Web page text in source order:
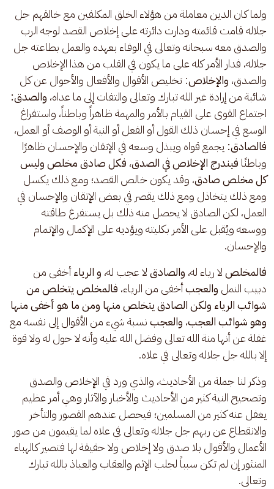
ولما كان الدين معاملة من هؤلاء الخلق المكلفين مع خالقهم جل
جلاله قامت قائمته ودارت دائرته على إخلاص القصد لوجه الرب
والصدق معه سبحانه وتعالى في الوفاء بعهده والعمل بطاعته جل
جلاله، فدار الأمر كله على ما يكون في القلب من هذا الإخلاص
والصدق، والإخلاص: تخليص الأقوال والأفعال والأحوال عن كل
شائبة من إرادة غير الله تبارك وتعالى والتفات إلى ما عداه، والصدق:
اجتماع القوى على القيام بالأمر والمهمة ظاهراً وباطناً، واستفراغ
الوسع في إحسان ذلك القول أو الفعل أو النية أو الوصف أو العمل،
فالصادق: يجمع قواه ويبذل وسعه في الإتقان والإحسان ظاهرًا
وباطنًا فيندرج الإخلاص في الصدق، فكل صادق مخلص وليس
كل مخلص صادق، وقد يكون خالص القصد؛ ومع ذلك يكسل
ومع ذلك يتخاذل ومع ذلك يقصر في بعض الإتقان والإحسان في
العمل، لكن الصادق لا يحصل منه ذلك بل يستفرغ طاقته
ووسعه ويُقبل على الأمر بكليته ويؤديه على الإكمال والإتمام
والإحسان.
فالمخلص لا رياء له، والصادق لا عجب له، و الرياء أخفى من
دبيب النمل والعجب أخفى من الرياء، فالمخلص يتخلص من
شوائب الرياء ولكنالصادق يتخلص منها ومن ما هو أخفى منها
وهو شوائب العجب، والعجب نسبة شيء من الأقوال إلى نفسه مع
غفلة عن أنها منة الله تعالى وفضل الله عليه وأنه لا حول له ولا قوة
إلا بالله جل جلاله وتعالى في علاه.
وذكر لنا جملة من الأحاديث، والذي ورد في الإخلاص والصدق
وتصحيح النية كثير من الأحاديث والأخبار والآثار وهي أمر عظيم
يغفل عنه كثير من المسلمين؛ فيحصل عندهم القصور والتأخر
والانقطاع عن ربهم جل جلاله وتعالى في علاه لما يقيمون من صور
الأعمال والأقوال بلا صدق ولا إخلاص ولا حقيقة لها فتصير كالهباء
المنثور إن لم تكن سبباً لجلب الإثم والعقاب والعياذ بالله تبارك
وتعالى.